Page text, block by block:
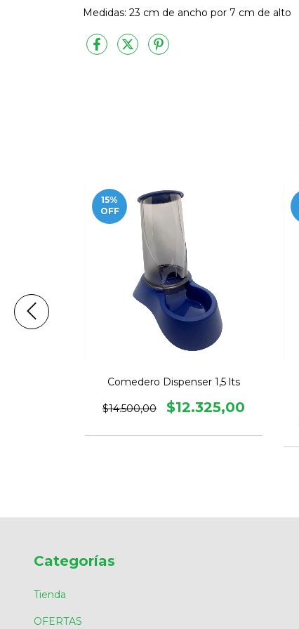
Medidas: 23 cm de ancho por 7 cm de alto
15%
OFF
Comedero Dispenser 1,5 lts
$14.500,00 $12.325,00
Categorías
Tienda
OFERTAS